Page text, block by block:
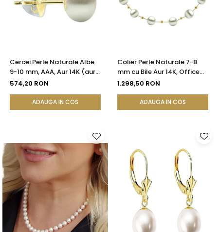
Cercei Perle Naturale Albe
9-10 mm, AAA, Aur 14K (aur
585), Tip Șurub cu Fluturași
574,20 RON
ADAUGA IN COS
Colier Perle Naturale 7-8
mm cu Bile Aur 14K, Office
Elegant | KASKADDA®
1.298,50 RON
ADAUGA IN COS